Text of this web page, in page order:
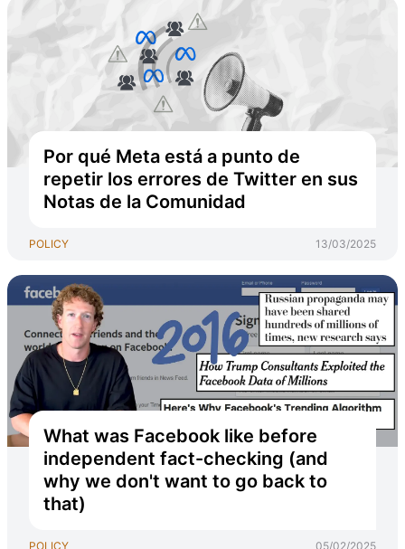
Por qué Meta está a punto de
repetir los errores de Twitter en sus
Notas de la Comunidad
POLICY 13/03/2025
What was Facebook like before
independent fact-checking (and
why we don't want to go back to
that)
POLICY 05/02/2025